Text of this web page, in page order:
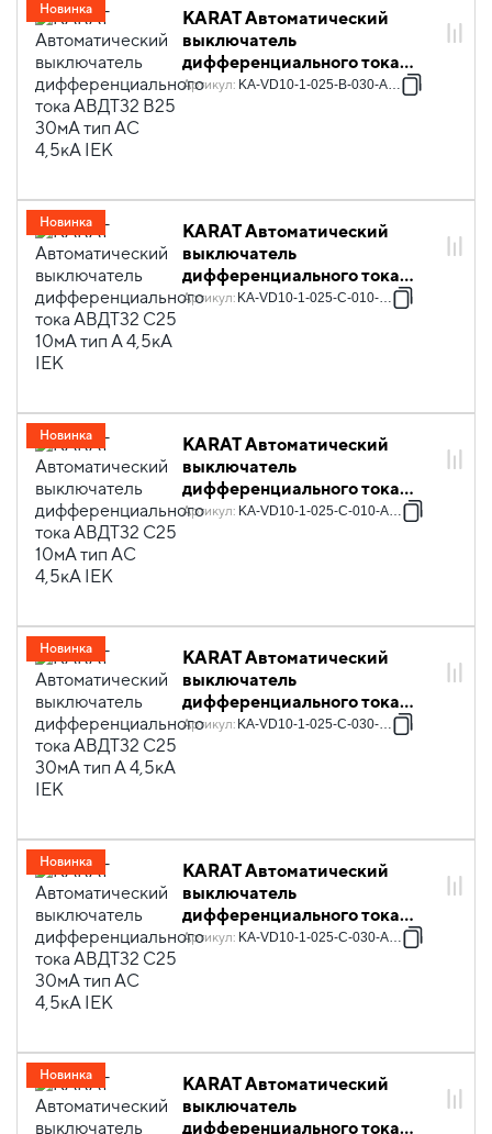
KARAT Автоматический
выключатель
дифференциального тока
АВДТ32 B25 30мА тип AC
Артикул: KA-VD10-1-025-B-030-AC-1
Новинка
KARAT Автоматический
выключатель
дифференциального тока
АВДТ32 C25 10мА тип A 4,5кА
Артикул: KA-VD10-1-025-C-010-A-1
Новинка
KARAT Автоматический
выключатель
дифференциального тока
АВДТ32 C25 10мА тип AC
Артикул: KA-VD10-1-025-C-010-AC-1
Новинка
KARAT Автоматический
выключатель
дифференциального тока
АВДТ32 C25 30мА тип A 4,5кА
Артикул: KA-VD10-1-025-C-030-A-1
Новинка
KARAT Автоматический
выключатель
дифференциального тока
АВДТ32 C25 30мА тип AC
Артикул: KA-VD10-1-025-C-030-AC-1
Новинка
KARAT Автоматический
выключатель
дифференциального тока
Новинка